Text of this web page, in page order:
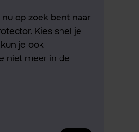
nu op zoek bent naar
Kies snel je
je ook
niet meer in de